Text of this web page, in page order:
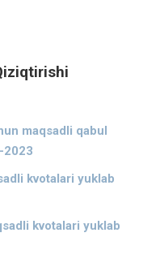
maqsadli qabul
2023
kvotalari yuklab
kvotalari yuklab